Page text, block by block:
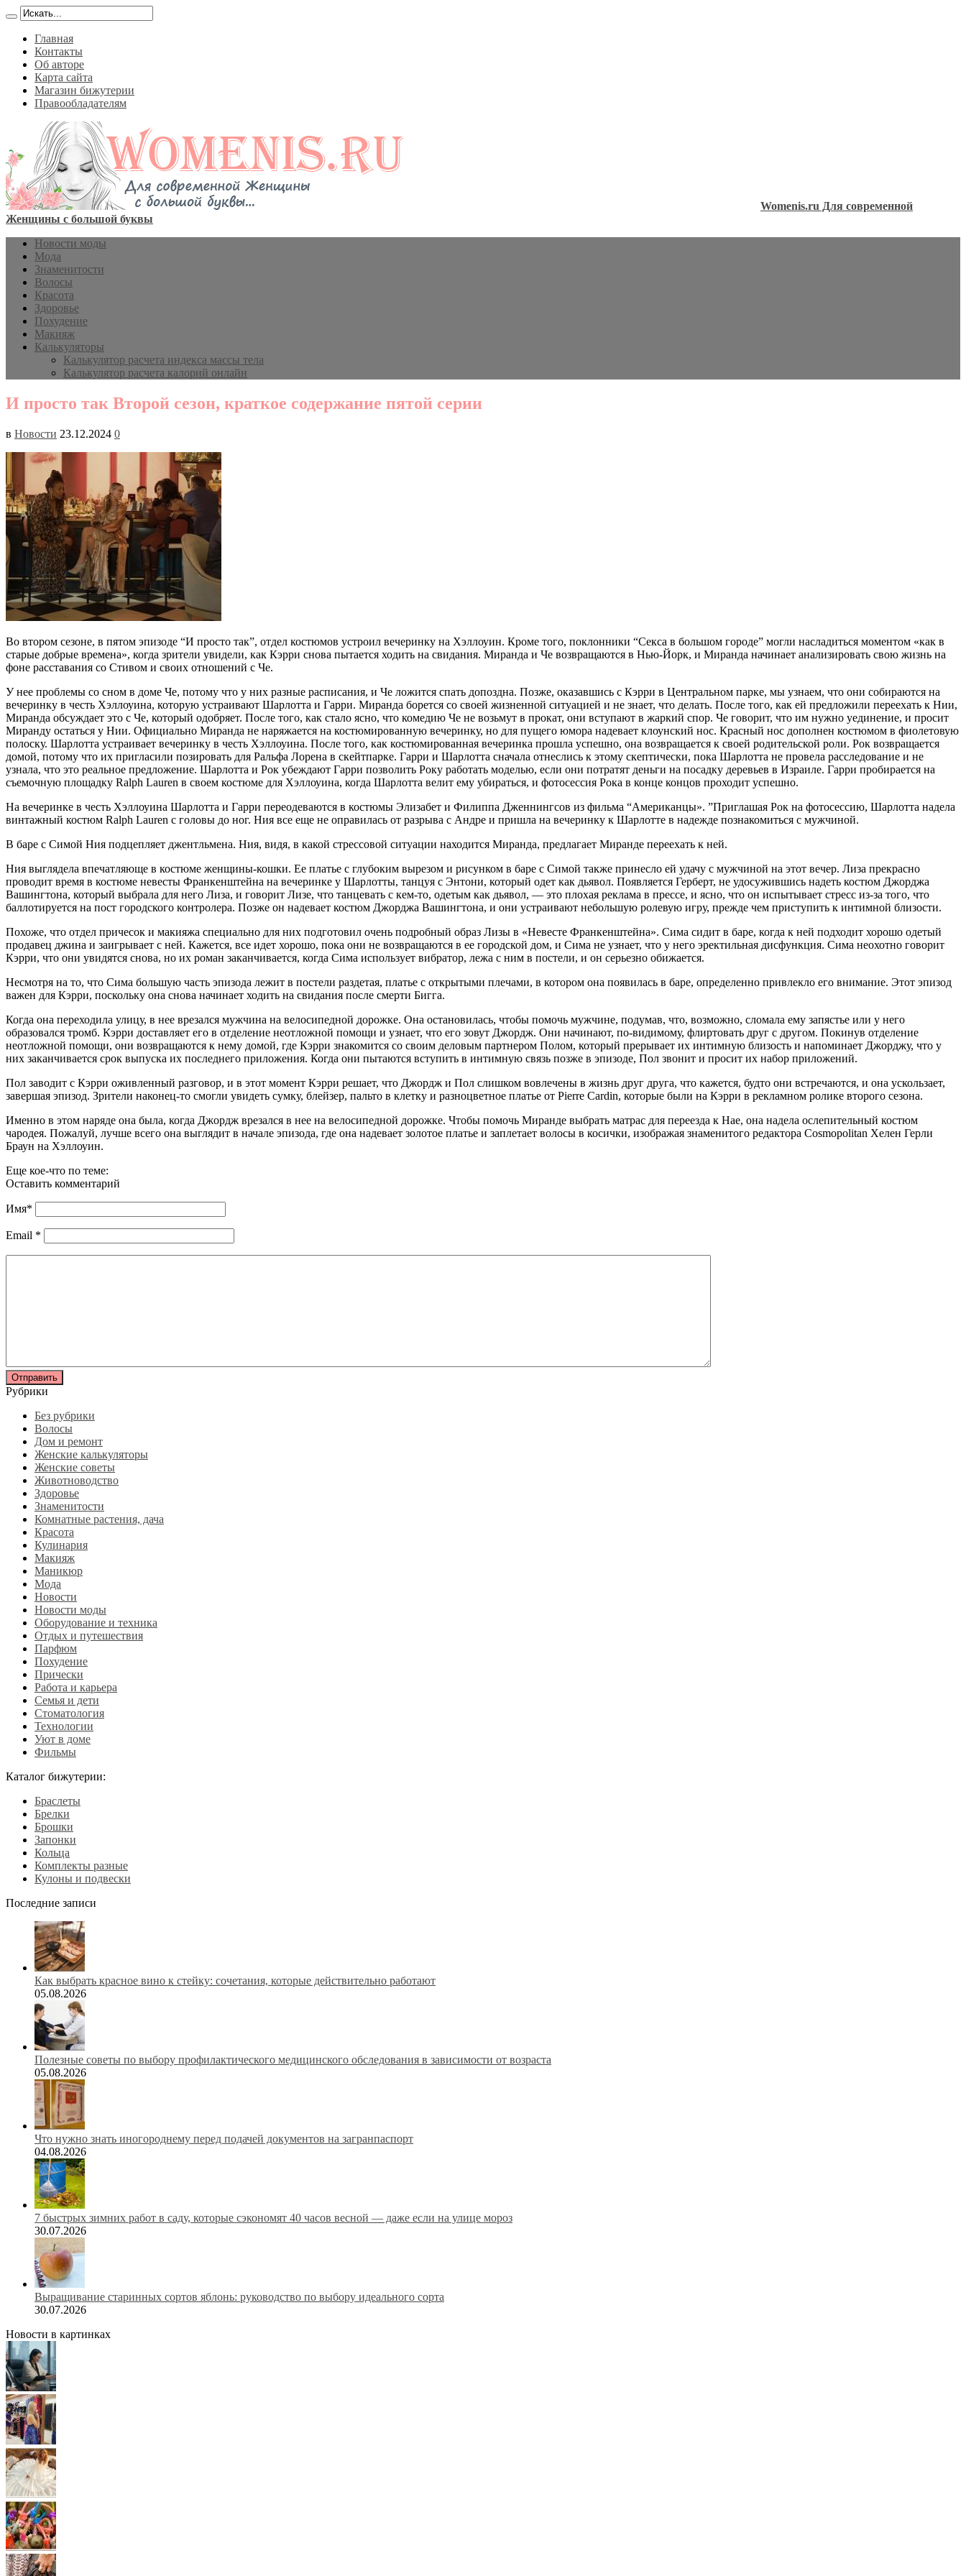
Главная
Контакты
Об авторе
Карта сайта
Магазин бижутерии
Правообладателям
Womenis.ru Для современной
Женщины с большой буквы
Новости моды
Мода
Знаменитости
Волосы
Красота
Здоровье
Похудение
Макияж
Калькуляторы
Калькулятор расчета индекса массы тела
Калькулятор расчета калорий онлайн
И просто так Второй сезон, краткое содержание пятой серии
в Новости 23.12.2024 0
Во втором сезоне, в пятом эпизоде “И просто так”, отдел костюмов устроил вечеринку на Хэллоуин. Кроме того, поклонники “Секса в большом городе” могли насладиться моментом «как в
старые добрые времена», когда зрители увидели, как Кэрри снова пытается ходить на свидания. Миранда и Че возвращаются в Нью-Йорк, и Миранда начинает анализировать свою жизнь на
фоне расставания со Стивом и своих отношений с Че.
У нее проблемы со сном в доме Че, потому что у них разные расписания, и Че ложится спать допоздна. Позже, оказавшись с Кэрри в Центральном парке, мы узнаем, что они собираются на
вечеринку в честь Хэллоуина, которую устраивают Шарлотта и Гарри. Миранда борется со своей жизненной ситуацией и не знает, что делать. После того, как ей предложили переехать к Нии,
Миранда обсуждает это с Че, который одобряет. После того, как стало ясно, что комедию Че не возьмут в прокат, они вступают в жаркий спор. Че говорит, что им нужно уединение, и просит
Миранду остаться у Нии. Официально Миранда не наряжается на костюмированную вечеринку, но для пущего юмора надевает клоунский нос. Красный нос дополнен костюмом в фиолетовую
полоску. Шарлотта устраивает вечеринку в честь Хэллоуина. После того, как костюмированная вечеринка прошла успешно, она возвращается к своей родительской роли. Рок возвращается
домой, потому что их пригласили позировать для Ральфа Лорена в скейтпарке. Гарри и Шарлотта сначала отнеслись к этому скептически, пока Шарлотта не провела расследование и не
узнала, что это реальное предложение. Шарлотта и Рок убеждают Гарри позволить Року работать моделью, если они потратят деньги на посадку деревьев в Израиле. Гарри пробирается на
съемочную площадку Ralph Lauren в своем костюме для Хэллоуина, когда Шарлотта велит ему убираться, и фотосессия Рока в конце концов проходит успешно.
На вечеринке в честь Хэллоуина Шарлотта и Гарри переодеваются в костюмы Элизабет и Филиппа Дженнингсов из фильма “Американцы». ”Приглашая Рок на фотосессию, Шарлотта надела
винтажный костюм Ralph Lauren с головы до ног. Ния все еще не оправилась от разрыва с Андре и пришла на вечеринку к Шарлотте в надежде познакомиться с мужчиной.
В баре с Симой Ния подцепляет джентльмена. Ния, видя, в какой стрессовой ситуации находится Миранда, предлагает Миранде переехать к ней.
Ния выглядела впечатляюще в костюме женщины-кошки. Ее платье с глубоким вырезом и рисунком в баре с Симой также принесло ей удачу с мужчиной на этот вечер. Лиза прекрасно
проводит время в костюме невесты Франкенштейна на вечеринке у Шарлотты, танцуя с Энтони, который одет как дьявол. Появляется Герберт, не удосужившись надеть костюм Джорджа
Вашингтона, который выбрала для него Лиза, и говорит Лизе, что танцевать с кем-то, одетым как дьявол, — это плохая реклама в прессе, и ясно, что он испытывает стресс из-за того, что
баллотируется на пост городского контролера. Позже он надевает костюм Джорджа Вашингтона, и они устраивают небольшую ролевую игру, прежде чем приступить к интимной близости.
Похоже, что отдел причесок и макияжа специально для них подготовил очень подробный образ Лизы в «Невесте Франкенштейна». Сима сидит в баре, когда к ней подходит хорошо одетый
продавец джина и заигрывает с ней. Кажется, все идет хорошо, пока они не возвращаются в ее городской дом, и Сима не узнает, что у него эректильная дисфункция. Сима неохотно говорит
Кэрри, что они увидятся снова, но их роман заканчивается, когда Сима использует вибратор, лежа с ним в постели, и он серьезно обижается.
Несмотря на то, что Сима большую часть эпизода лежит в постели раздетая, платье с открытыми плечами, в котором она появилась в баре, определенно привлекло его внимание. Этот эпизод
важен для Кэрри, поскольку она снова начинает ходить на свидания после смерти Бигга.
Когда она переходила улицу, в нее врезался мужчина на велосипедной дорожке. Она остановилась, чтобы помочь мужчине, подумав, что, возможно, сломала ему запястье или у него
образовался тромб. Кэрри доставляет его в отделение неотложной помощи и узнает, что его зовут Джордж. Они начинают, по-видимому, флиртовать друг с другом. Покинув отделение
неотложной помощи, они возвращаются к нему домой, где Кэрри знакомится со своим деловым партнером Полом, который прерывает их интимную близость и напоминает Джорджу, что у
них заканчивается срок выпуска их последнего приложения. Когда они пытаются вступить в интимную связь позже в эпизоде, Пол звонит и просит их набор приложений.
Пол заводит с Кэрри оживленный разговор, и в этот момент Кэрри решает, что Джордж и Пол слишком вовлечены в жизнь друг друга, что кажется, будто они встречаются, и она ускользает,
завершая эпизод. Зрители наконец-то смогли увидеть сумку, блейзер, пальто в клетку и разноцветное платье от Pierre Cardin, которые были на Кэрри в рекламном ролике второго сезона.
Именно в этом наряде она была, когда Джордж врезался в нее на велосипедной дорожке. Чтобы помочь Миранде выбрать матрас для переезда к Нае, она надела ослепительный костюм
чародея. Пожалуй, лучше всего она выглядит в начале эпизода, где она надевает золотое платье и заплетает волосы в косички, изображая знаменитого редактора Cosmopolitan Хелен Герли
Браун на Хэллоуин.
Еще кое-что по теме:
Оставить комментарий
Имя*
Email *
Рубрики
Без рубрики
Волосы
Дом и ремонт
Женские калькуляторы
Женские советы
Животноводство
Здоровье
Знаменитости
Комнатные растения, дача
Красота
Кулинария
Макияж
Маникюр
Мода
Новости
Новости моды
Оборудование и техника
Отдых и путешествия
Парфюм
Похудение
Прически
Работа и карьера
Семья и дети
Стоматология
Технологии
Уют в доме
Фильмы
Каталог бижутерии:
Браслеты
Брелки
Брошки
Запонки
Кольца
Комплекты разные
Кулоны и подвески
Последние записи
Как выбрать красное вино к стейку: сочетания, которые действительно работают
05.08.2026
Полезные советы по выбору профилактического медицинского обследования в зависимости от возраста
05.08.2026
Что нужно знать иногороднему перед подачей документов на загранпаспорт
04.08.2026
7 быстрых зимних работ в саду, которые сэкономят 40 часов весной — даже если на улице мороз
30.07.2026
Выращивание старинных сортов яблонь: руководство по выбору идеального сорта
30.07.2026
Новости в картинках